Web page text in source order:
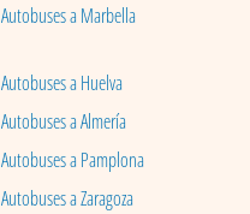
Autobuses a Marbella
Autobuses a Huelva
Autobuses a Almería
Autobuses a Pamplona
Autobuses a Zaragoza